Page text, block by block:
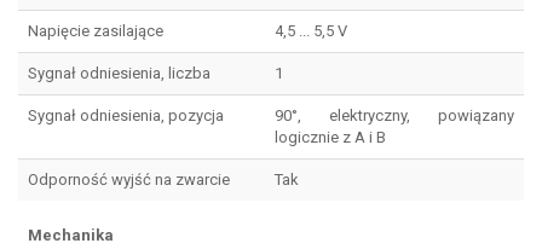
Napięcie zasilające 4,5 ... 5,5 V
Sygnał odniesienia, liczba 1
Sygnał odniesienia, pozycja
90°, elektryczny, powiązany
logicznie z A i B
Odporność wyjść na zwarcie Tak
Mechanika